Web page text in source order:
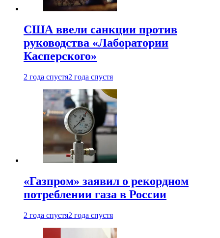
США ввели санкции против
руководства «Лаборатории
Касперского»
2 года спустя2 года спустя
«Газпром» заявил о рекордном
потреблении газа в России
2 года спустя2 года спустя